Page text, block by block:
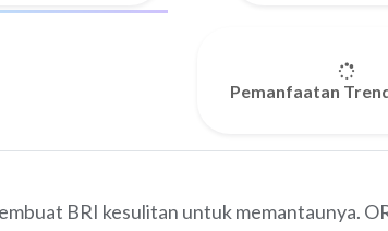
Pemanfaatan
BRI kesulitan untuk memantaunya.